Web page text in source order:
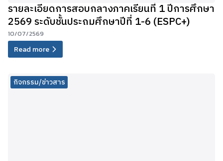
รายละเอียดการสอบกลางภาคเรียนที่ 1 ปีการศึกษา
2569 ระดับชั้นประถมศึกษาปีที่ 1-6 (ESPC+)
10/07/2569
Read more
กิจกรรม/ข่าวสาร